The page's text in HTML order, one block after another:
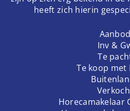
heeft zich hierin
Aanbod
Inv &
Te
Te koop met
Horecamakelaar